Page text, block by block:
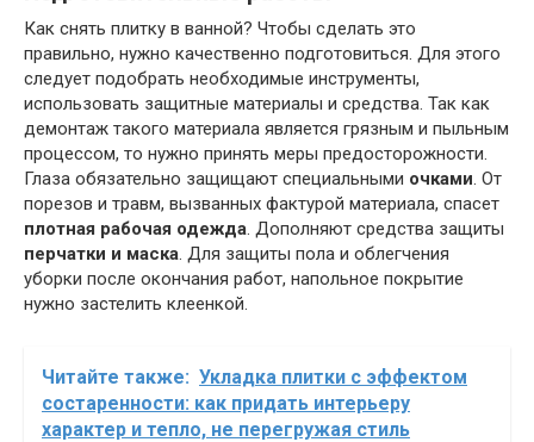
Как снять плитку в ванной? Чтобы сделать это
правильно, нужно качественно подготовиться. Для этого
следует подобрать необходимые инструменты,
использовать защитные материалы и средства. Так как
демонтаж такого материала является грязным и пыльным
процессом, то нужно принять меры предосторожности.
Глаза обязательно защищают специальными очками. От
порезов и травм, вызванных фактурой материала, спасет
плотная рабочая одежда. Дополняют средства защиты
перчатки и маска. Для защиты пола и облегчения
уборки после окончания работ, напольное покрытие
нужно застелить клеенкой.
Читайте также: Укладка плитки с эффектом
состаренности: как придать интерьеру
характер и тепло, не перегружая стиль